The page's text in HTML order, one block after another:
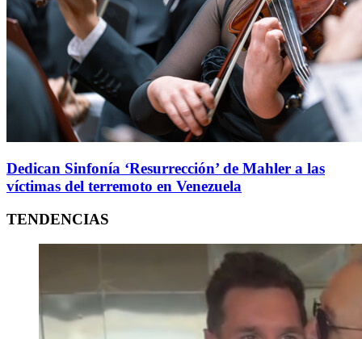
Dedican Sinfonía ‘Resurrección’ de Mahler a las
víctimas del terremoto en Venezuela
TENDENCIAS